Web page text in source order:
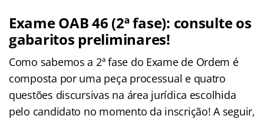
Exame OAB 46 (2ª fase): consulte os
gabaritos preliminares!
Como sabemos a 2ª fase do Exame de Ordem é
composta por uma peça processual e quatro
questões discursivas na área jurídica escolhida
pelo candidato no momento da inscrição! A seguir,